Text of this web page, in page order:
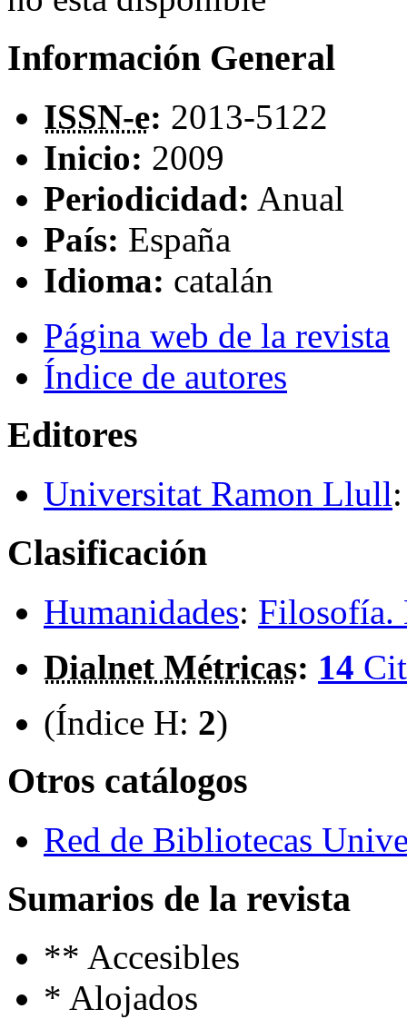
Información General
ISSN-e: 2013-5122
Inicio: 2009
Periodicidad: Anual
País: España
Idioma: catalán
Página web de la revista
Índice de autores
Editores
Universitat Ramon Llull
Clasificación
Humanidades: Filosofía.
Dialnet Métricas: 14
(Índice H: 2)
Otros catálogos
Red de Bibliotecas
Sumarios de la revista
** Accesibles
* Alojados